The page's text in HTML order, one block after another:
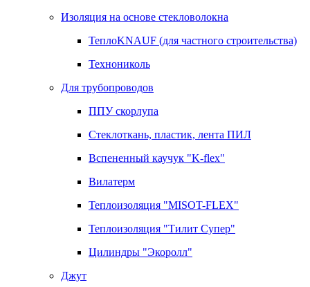
Изоляция на основе стекловолокна
ТеплоKNAUF (для частного строительства)
Технониколь
Для трубопроводов
ППУ скорлупа
Стеклоткань, пластик, лента ПИЛ
Вспененный каучук "K-flex"
Вилатерм
Теплоизоляция "MISOT-FLEX"
Теплоизоляция "Тилит Супер"
Цилиндры "Экоролл"
Джут